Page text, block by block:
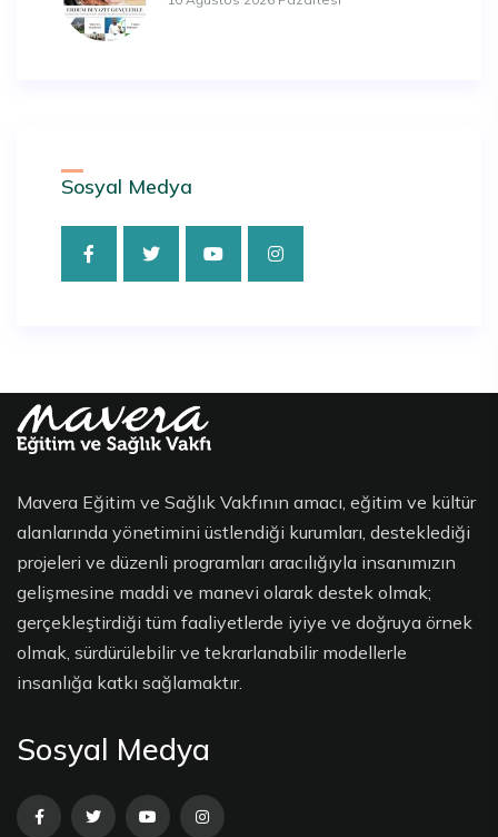
Sosyal Medya
Mavera Eğitim ve Sağlık Vakfının amacı, eğitim ve kültür
alanlarında yönetimini üstlendiği kurumları, desteklediği
projeleri ve düzenli programları aracılığıyla insanımızın
gelişmesine maddi ve manevi olarak destek olmak;
gerçekleştirdiği tüm faaliyetlerde iyiye ve doğruya örnek
olmak, sürdürülebilir ve tekrarlanabilir modellerle
insanlığa katkı sağlamaktır.
Sosyal Medya